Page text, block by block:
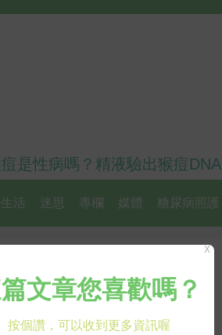
是性病嗎？精液驗出猴痘DNA
生活 迷思 專欄 媒體 糖尿病照護
讓你復胖永無止盡
X